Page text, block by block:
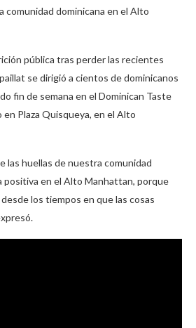
comunidad dominicana en el Alto
pública tras perder las recientes
se dirigió a cientos de dominicanos
fin de semana en el Dominican Taste
Plaza Quisqueya, en el Alto
las huellas de nuestra comunidad
positiva en el Alto Manhattan, porque
los tiempos en que las cosas